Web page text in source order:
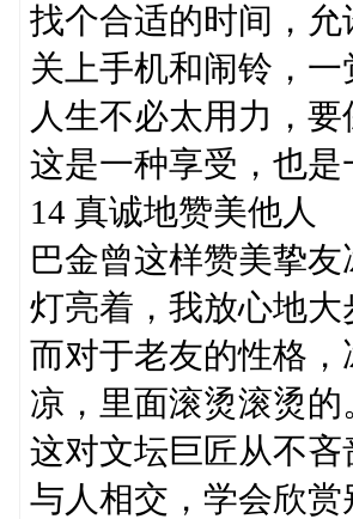
找个合适的时间，
关上手机和闹铃，一
人生不必太用力，
这是一种享受，也是
14 真诚地赞美他人
巴金曾这样赞美挚
灯亮着，我放心地
而对于老友的性格
凉，里面滚烫滚烫的
这对文坛巨匠从不
与人相交，学会欣